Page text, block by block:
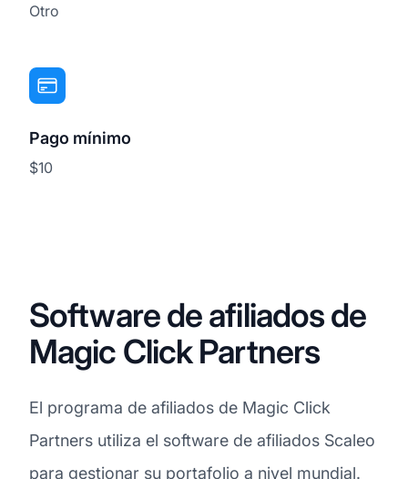
Otro
Pago mínimo
$10
Software de afiliados de
Magic Click Partners
El programa de afiliados de Magic Click
Partners utiliza el software de afiliados Scaleo
para gestionar su portafolio a nivel mundial.